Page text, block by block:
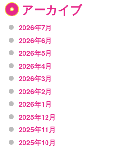
アーカイブ
2026年7月
2026年6月
2026年5月
2026年4月
2026年3月
2026年2月
2026年1月
2025年12月
2025年11月
2025年10月